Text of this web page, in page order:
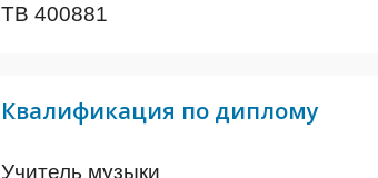
ТВ 400881
Квалификация по диплому
Учитель музыки